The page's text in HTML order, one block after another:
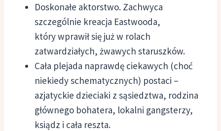
Doskonałe aktorstwo. Zachwyca
szczególnie kreacja Eastwooda,
który wprawił się już w rolach
zatwardziałych, żwawych staruszków.
Cała plejada naprawdę ciekawych (choć
niekiedy schematycznych) postaci –
azjatyckie dzieciaki z sąsiedztwa, rodzina
głównego bohatera, lokalni gangsterzy,
ksiądz i cała reszta.